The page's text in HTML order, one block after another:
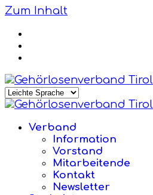
Zum Inhalt
Verband
Information
Vorstand
Mitarbeitende
Kontakt
Newsletter